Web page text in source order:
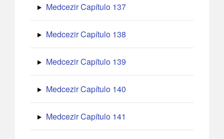
Medcezir Capítulo 137
Medcezir Capítulo 138
Medcezir Capítulo 139
Medcezir Capítulo 140
Medcezir Capítulo 141